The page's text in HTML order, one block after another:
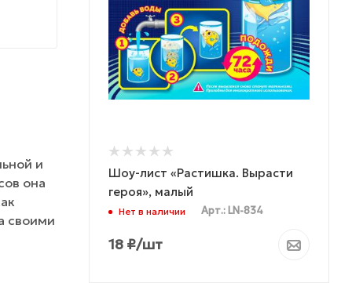
и
она
своими
Шоу-лист «Растишка. Вырасти
героя», малый
Нет в наличии Арт.: LN-834
18 ₽/шт